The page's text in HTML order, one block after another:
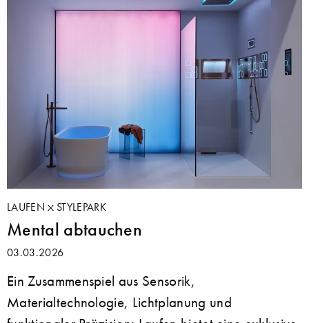
LAUFEN STYLEPARK
Mental abtauchen
03.03.2026
Ein Zusammenspiel aus Sensorik,
Materialtechnologie, Lichtplanung und